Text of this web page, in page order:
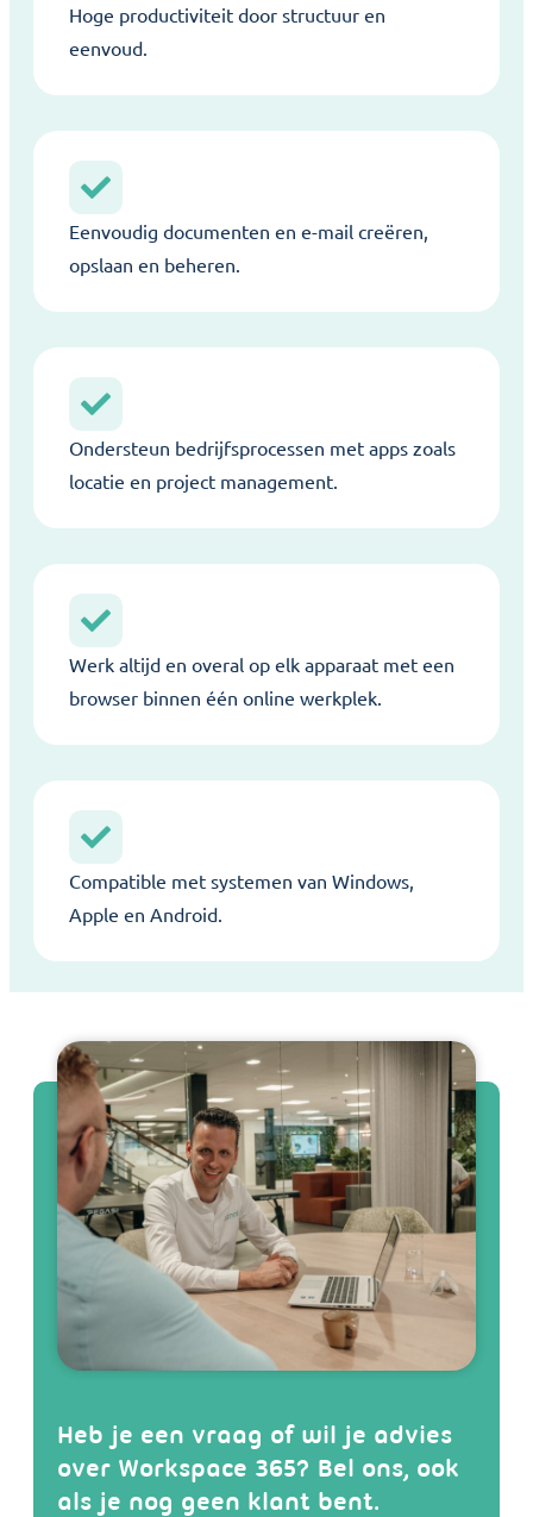
Hoge productiviteit door structuur en
eenvoud.
Eenvoudig documenten en e-mail creëren,
opslaan en beheren.
Ondersteun bedrijfsprocessen met apps zoals
locatie en project management.
Werk altijd en overal op elk apparaat met een
browser binnen één online werkplek.
Compatible met systemen van Windows,
Apple en Android.
Heb je een vraag of wil je advies
over Workspace 365? Bel ons, ook
als je nog geen klant bent.